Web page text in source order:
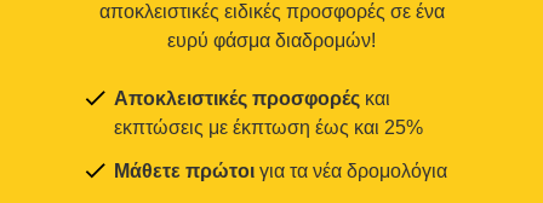
αποκλειστικές ειδικές προσφορές σε ένα
ευρύ φάσμα διαδρομών!
Αποκλειστικές προσφορές και
εκπτώσεις με έκπτωση έως και 25%
Μάθετε πρώτοι για τα νέα δρομολόγια